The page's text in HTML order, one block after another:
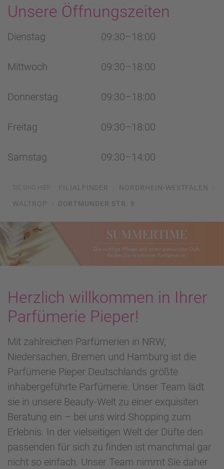
Unsere Öffnungszeiten
Dienstag 09:30–18:00
Mittwoch 09:30–18:00
Donnerstag 09:30–18:00
Freitag 09:30–18:00
Samstag 09:30–14:00
SIE SIND HIER: FILIALFINDER
NORDRHEIN-WESTFALEN
WALTROP
DORTMUNDER STR. 9
Herzlich willkommen in Ihrer
Parfümerie Pieper!
Mit zahlreichen Parfümerien in NRW,
Niedersachen, Bremen und Hamburg ist die
Parfümerie Pieper Deutschlands größte
inhabergeführte Parfümerie. Unser Team lädt
sie in unsere Beauty-Welt zu einer exquisiten
Beratung ein – bei uns wird Shopping zum
Erlebnis. In der vielseitigen Welt der Düfte den
passenden für sich zu finden ist manchmal gar
nicht so einfach. Unser Team nimmt Sie daher